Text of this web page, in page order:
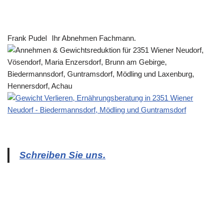
Frank Pudel Ihr Abnehmen Fachmann.
Schreiben Sie uns.